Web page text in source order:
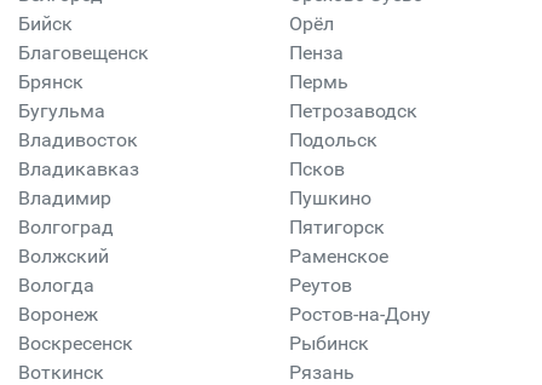
Бийск
Благовещенск
Брянск
Бугульма
Владивосток
Владикавказ
Владимир
Волгоград
Волжский
Вологда
Воронеж
Воскресенск
Воткинск
Орёл
Пенза
Пермь
Петрозаводск
Подольск
Псков
Пушкино
Пятигорск
Раменское
Реутов
Ростов-на-Дону
Рыбинск
Рязань